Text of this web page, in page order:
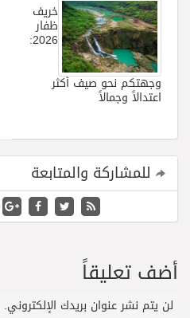
خريف
ظفار
2026:
وجهتكم نحو صيف أكثر
اعتدالاً وجمالاً
للمشاركة والمتابعة
أضف تعليقاً
لن يتم نشر عنوان بريدك الإلكتروني.